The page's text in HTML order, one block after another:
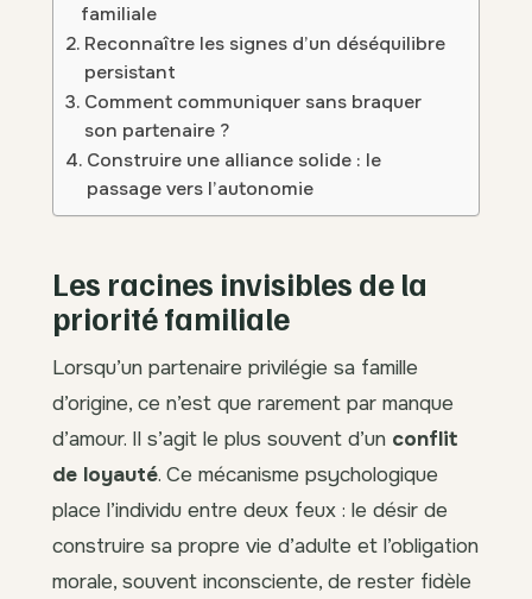
familiale
Reconnaître les signes d’un déséquilibre
persistant
Comment communiquer sans braquer
son partenaire ?
Construire une alliance solide : le
passage vers l’autonomie
Les racines invisibles de la
priorité familiale
Lorsqu’un partenaire privilégie sa famille
d’origine, ce n’est que rarement par manque
d’amour. Il s’agit le plus souvent d’un conflit
de loyauté. Ce mécanisme psychologique
place l’individu entre deux feux : le désir de
construire sa propre vie d’adulte et l’obligation
morale, souvent inconsciente, de rester fidèle